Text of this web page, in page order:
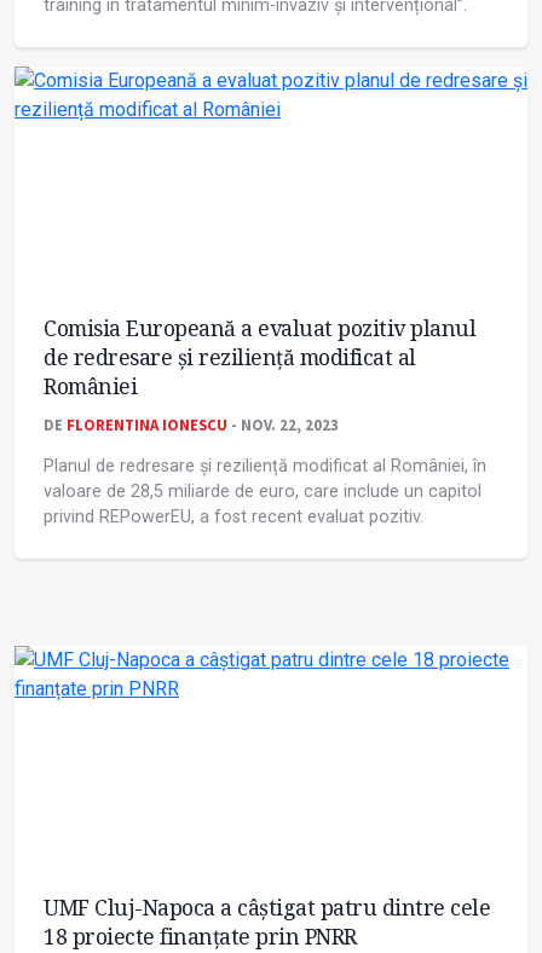
training în tratamentul minim-invaziv și intervențional”.
Comisia Europeană a evaluat pozitiv planul
de redresare și reziliență modificat al
României
DE FLORENTINA IONESCU - NOV. 22, 2023
Planul de redresare și reziliență modificat al României, în
valoare de 28,5 miliarde de euro, care include un capitol
privind REPowerEU, a fost recent evaluat pozitiv.
UMF Cluj-Napoca a câștigat patru dintre cele
18 proiecte finanțate prin PNRR